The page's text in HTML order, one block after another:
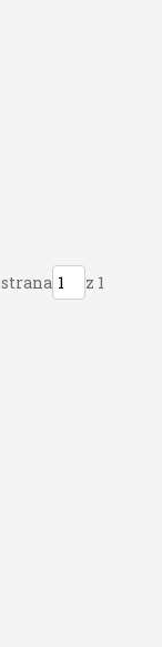
strana z 1